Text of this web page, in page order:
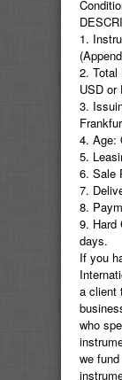
1.
2. Total
USD or
3.
4. Age:
5.
6. Sale
7.
8.
9. Hard
days.
If you
a client
who
we